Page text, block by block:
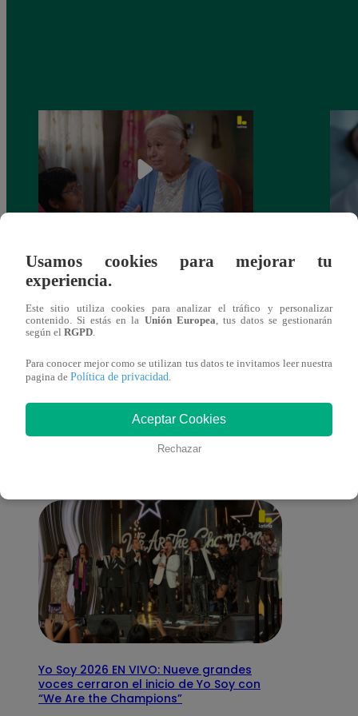
Valentina Valiente capítulo 43: ¡Dolores
toma una difícil decisión por el futuro de
También te puede
interesar
Yo Soy 2026 EN VIVO: Nueve grandes
voces cerraron el inicio de Yo Soy con
“We Are the Champions”
Usamos cookies para mejorar tu
experiencia.
Este sitio utiliza cookies para analizar el tráfico y personalizar
contenido. Si estás en la Unión Europea, tus datos se gestionarán
según el RGPD.
Para conocer mejor como se utilizan tus datos te invitamos leer nuestra
pagina de Política de privacidad.
Aceptar Cookies
Rechazar